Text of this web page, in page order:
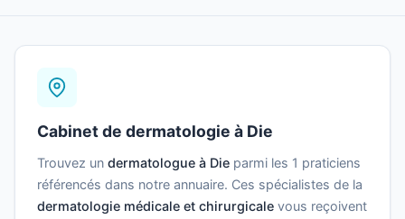
Cabinet de dermatologie à Die
Trouvez un dermatologue à Die parmi les 1 praticiens
référencés dans notre annuaire. Ces spécialistes de la
dermatologie médicale et chirurgicale vous reçoivent